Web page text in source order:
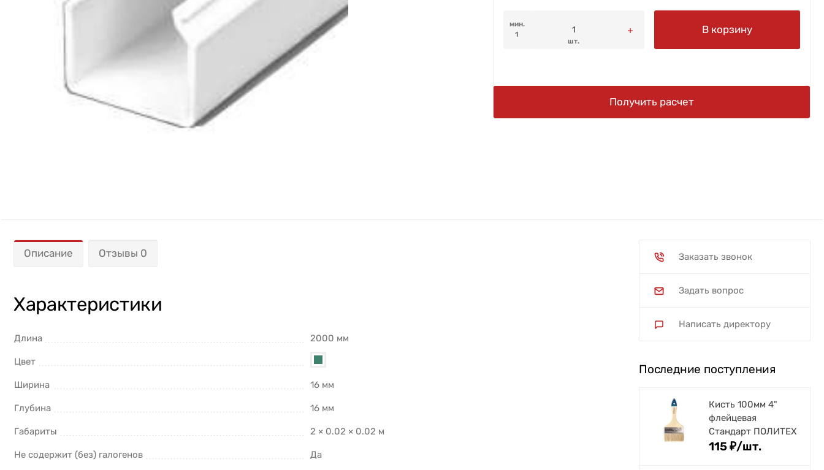
мин.
1
шт.
В корзину
Получить расчет
Описание Отзывы 0
Характеристики
Длина 2000 мм
Цвет
Ширина 16 мм
Глубина 16 мм
Габариты 2 × 0.02 × 0.02 м
Не содержит (без) галогенов Да
Заказать звонок
Задать вопрос
Написать директору
Последние поступления
Кисть 100мм 4"
флейцевая
Стандарт ПОЛИТЕХ
115₽/шт.